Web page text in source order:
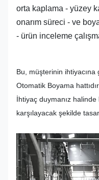
orta kaplama - yüzey
onarım süreci - ve
- ürün inceleme
Bu, müşterinin
Otomatik Boyama
İhtiyaç duymanız halinde
karşılayacak şekilde